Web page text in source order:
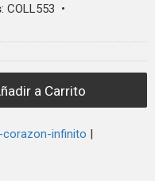
: COLL553 •
a Carrito
infinito |